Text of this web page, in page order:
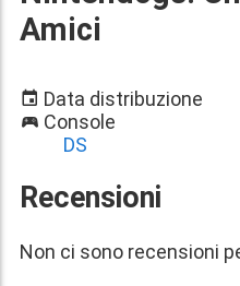
Amici
Data distribuzione
Console
DS
Recensioni
Non ci sono recensioni